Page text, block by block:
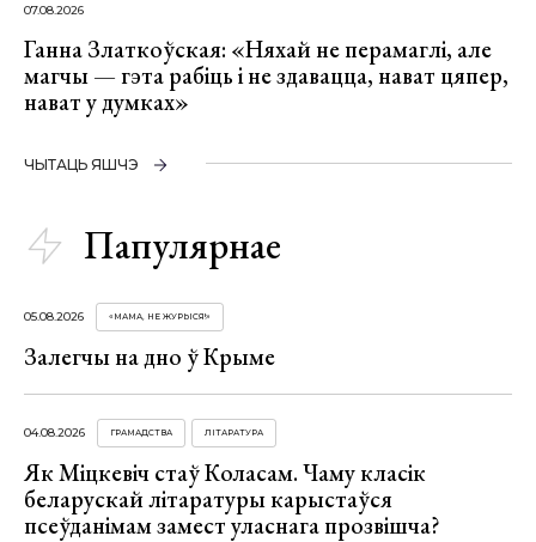
07.08.2026
Ганна Златкоўская: «Няхай не перамаглі, але
магчы — гэта рабіць і не здавацца, нават цяпер,
нават у думках»
ЧЫТАЦЬ ЯШЧЭ
Папулярнае
05.08.2026 «МАМА, НЕ ЖУРЫСЯ!»
Залегчы на дно ў Крыме
04.08.2026 ГРАМАДСТВА ЛІТАРАТУРА
Як Міцкевіч стаў Коласам. Чаму класік
беларускай літаратуры карыстаўся
псеўданімам замест уласнага прозвішча?